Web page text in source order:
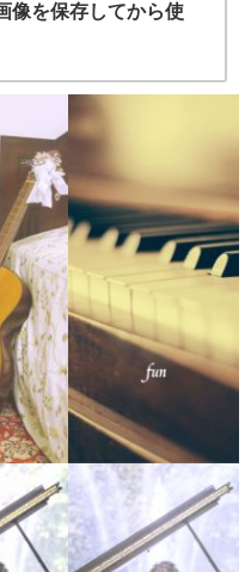
像を保存してから使